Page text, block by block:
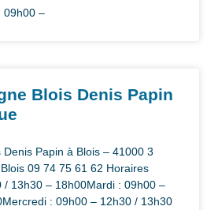
09h00 –
Blois Denis Papin
Denis Papin à Blois – 41000 3
09 74 75 61 62 Horaires
/ 13h30 – 18h00Mardi : 09h00 –
: 09h00 – 12h30 / 13h30